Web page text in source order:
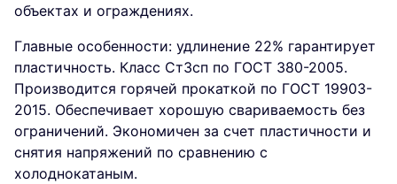
объектах и ограждениях.
Главные особенности: удлинение 22% гарантирует
пластичность. Класс Ст3сп по ГОСТ 380-2005.
Производится горячей прокаткой по ГОСТ 19903-
2015. Обеспечивает хорошую свариваемость без
ограничений. Экономичен за счет пластичности и
снятия напряжений по сравнению с
холоднокатаным.